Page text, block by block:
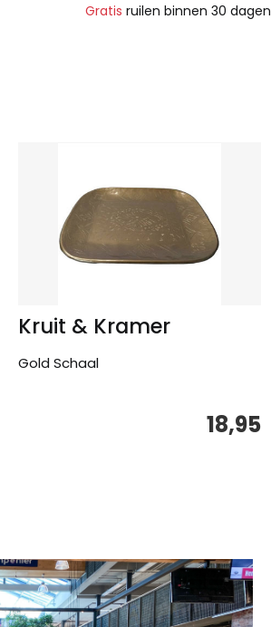
Gratis ruilen binnen 30 dagen
Kruit & Kramer
Gold Schaal
18,95